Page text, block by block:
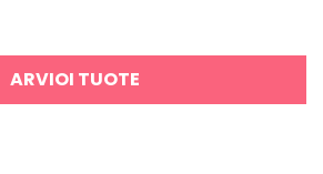
ARVIOI TUOTE